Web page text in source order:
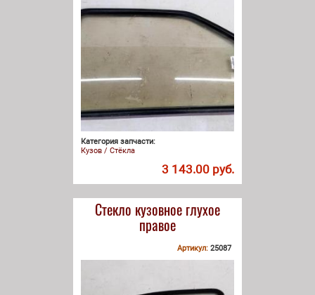
Категория запчасти:
Кузов / Стёкла
3 143.00 руб.
Стекло кузовное глухое
правое
Артикул: 25087